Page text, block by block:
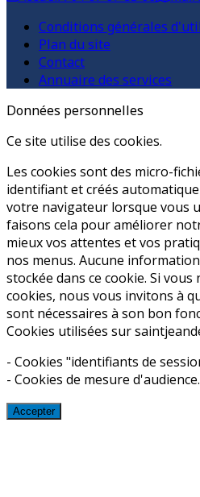
Conditions générales
Plan du site
Contact
Annuaire des services
Données personnelles
Ce site utilise des cookies.
Les cookies sont des micro-
identifiant et créés
votre navigateur lorsque vous
faisons cela pour améliorer
mieux vos attentes et vos
nos menus. Aucune
stockée dans ce cookie. Si vous
cookies, nous vous invitons à
sont nécessaires à son bon
Cookies utilisées sur
- Cookies "identifiants de
- Cookies de mesure d'audience.
Accepter